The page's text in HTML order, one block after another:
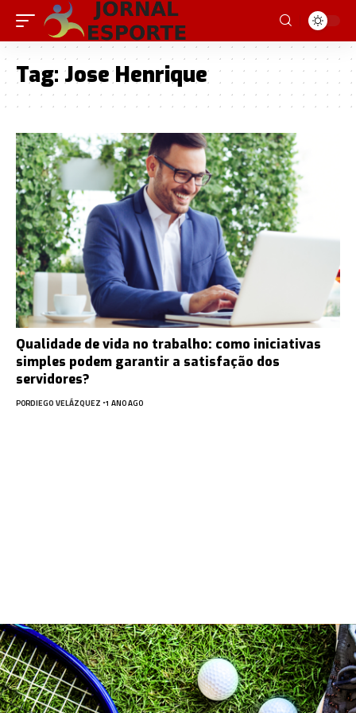
Tag: Jose Henrique
Qualidade de vida no trabalho: como iniciativas
simples podem garantir a satisfação dos
servidores?
PORDIEGO VELÁZQUEZ 1 ANO AGO